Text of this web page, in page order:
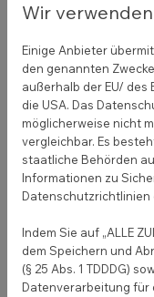
–
–
–
Weitere
Wir
Einige Anbieter
den genannten
außerhalb der EU/ des
die USA. Das
möglicherweise nicht
vergleichbar. Es
staatliche Behörden
Informationen zu
Datenschutzrichtlinien
Indem Sie auf „ALLE
dem Speichern und
(§ 25 Abs. 1 TDDDG)
Datenverarbeitung für